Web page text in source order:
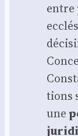
entre
tions
une